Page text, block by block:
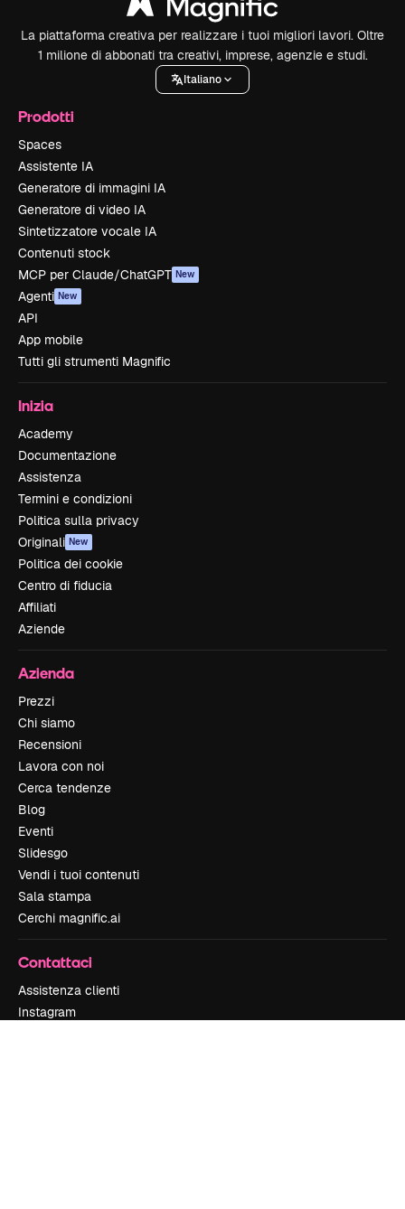
La piattaforma creativa per realizzare i tuoi migliori lavori. Oltre
1 milione di abbonati tra creativi, imprese, agenzie e studi.
Italiano
Prodotti
Spaces
Assistente IA
Generatore di immagini IA
Generatore di video IA
Sintetizzatore vocale IA
Contenuti stock
MCP per Claude/ChatGPT New
Agenti New
API
App mobile
Tutti gli strumenti Magnific
Inizia
Academy
Documentazione
Assistenza
Termini e condizioni
Politica sulla privacy
Originali New
Politica dei cookie
Centro di fiducia
Affiliati
Aziende
Azienda
Prezzi
Chi siamo
Recensioni
Lavora con noi
Cerca tendenze
Blog
Eventi
Slidesgo
Vendi i tuoi contenuti
Sala stampa
Cerchi magnific.ai
Contattaci
Assistenza clienti
Instagram